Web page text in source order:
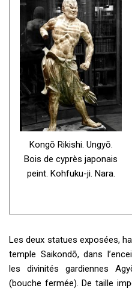
Kongō Rikishi. Ungyō.
Bois de cyprès japonais
peint. Kohfuku-ji. Nara.
Les deux statues exposées,
temple Saikondō, dans
les divinités gardiennes
(bouche fermée). De taille